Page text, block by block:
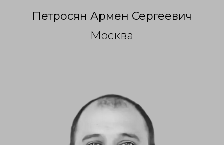
Петросян Армен Сергеевич
Москва